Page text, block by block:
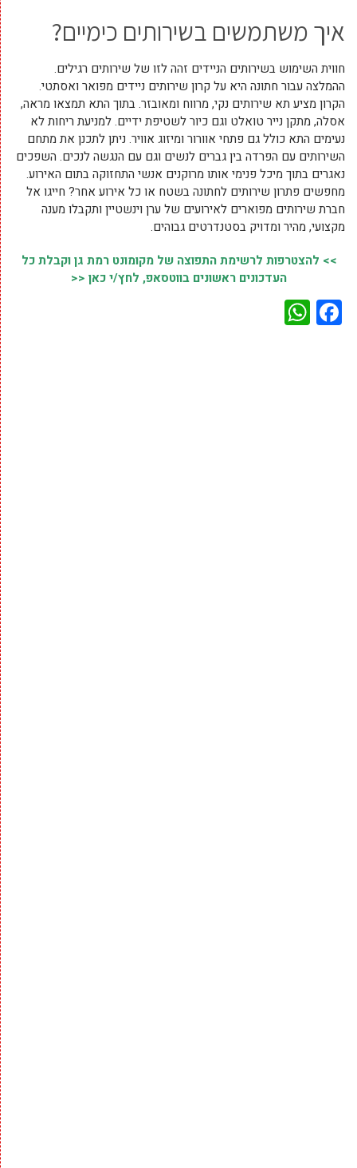
איך משתמשים בשירותים כימיים?
חווית השימוש בשירותים הניידים זהה לזו של שירותים רגילים.
ההמלצה עבור חתונה היא על קרון שירותים ניידים מפואר ואסתטי.
הקרון מציע תא שירותים נקי, מרווח ומאובזר. בתוך התא תמצאו מראה,
אסלה, מתקן נייר טואלט וגם כיור לשטיפת ידיים. למניעת ריחות לא
נעימים התא כולל גם פתחי אוורור ומיזוג אוויר. ניתן לתכנן את מתחם
השירותים עם הפרדה בין גברים לנשים וגם עם הנגשה לנכים. השפכים
נאגרים בתוך מיכל פנימי אותו מרוקנים אנשי התחזוקה בתום האירוע.
מחפשים פתרון שירותים לחתונה בשטח או כל אירוע אחר? חייגו אל
חברת שירותים מפוארים לאירועים של ערן וינשטיין ותקבלו מענה
מקצועי, מהיר ומדויק בסטנדרטים גבוהים.
>> להצטרפות לרשימת התפוצה של מקומונט רמת גן וקבלת כל
העדכונים ראשונים בווטסאפ, לחץ/י כאן <<
Facebook